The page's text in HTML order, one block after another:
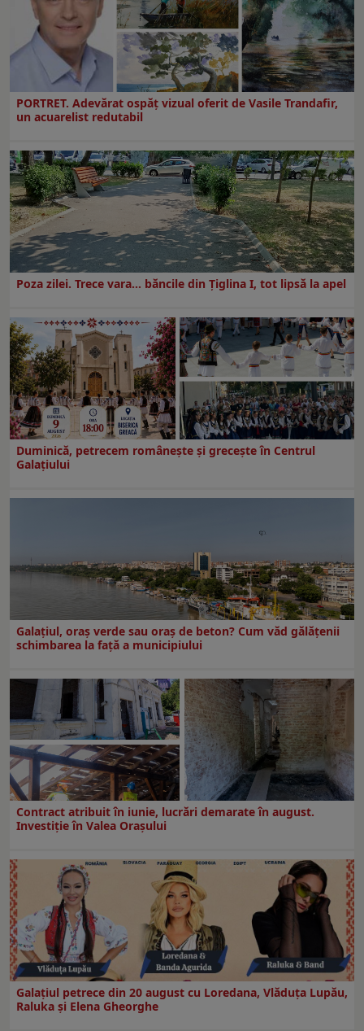
PORTRET. Adevărat ospăț vizual oferit de Vasile Trandafir,
un acuarelist redutabil
Poza zilei. Trece vara… băncile din Ţiglina I, tot lipsă la apel
Duminică, petrecem româneşte şi greceşte în Centrul
Galaţiului
Galațiul, oraș verde sau oraș de beton? Cum văd gălățenii
schimbarea la față a municipiului
Contract atribuit în iunie, lucrări demarate în august.
Investiţie în Valea Oraşului
Galaţiul petrece din 20 august cu Loredana, Vlăduța Lupău,
Raluka și Elena Gheorghe